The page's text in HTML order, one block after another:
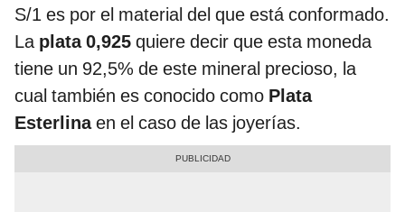
S/1 es por el material del que está conformado.
La plata 0,925 quiere decir que esta moneda
tiene un 92,5% de este mineral precioso, la
cual también es conocido como Plata
Esterlinaen el caso de las joyerías.